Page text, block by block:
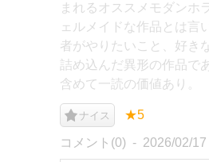
まれるオススメモダンホ
ェルメイドな作品とは言
者がやりたいこと、好き
詰め込んだ異形の作品で
含めて一読の価値あり。
ナイス ★5
コメント(0) 2026/02/17